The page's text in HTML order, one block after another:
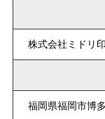
株式会社ミドリ
福岡県福岡市博